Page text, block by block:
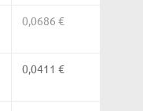
0,0686 €
0,0411 €